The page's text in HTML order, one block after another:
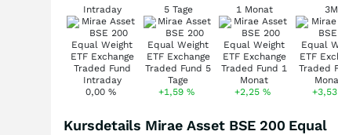
Intraday
0,00 %
5 Tage
+1,59%
1 Monat
+2,25%
3M
+3,53
Kursdetails Mirae Asset BSE 200 Equal